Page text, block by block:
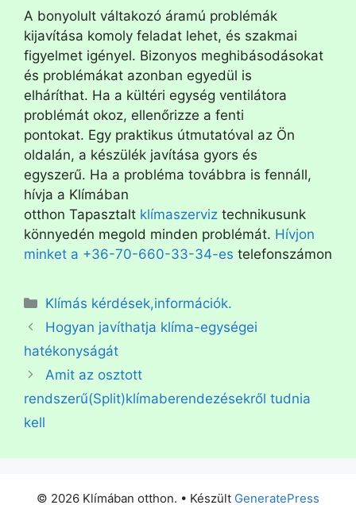
A bonyolult váltakozó áramú problémák
kijavítása komoly feladat lehet, és szakmai
figyelmet igényel. Bizonyos meghibásodásokat
és problémákat azonban egyedül is
elháríthat. Ha a kültéri egység ventilátora
problémát okoz, ellenőrizze a fenti
pontokat. Egy praktikus útmutatóval az Ön
oldalán, a készülék javítása gyors és
egyszerű. Ha a probléma továbbra is fennáll,
hívja a Klímában
otthon Tapasztalt klímaszerviz technikusunk
könnyedén megold minden problémát. Hívjon
minket a +36-70-660-33-34-es telefonszámon
Klímás kérdések,információk.
Hogyan javíthatja klíma-egységei
hatékonyságát
Amit az osztott
rendszerű(Split)klímaberendezésekről tudnia
kell
© 2026 Klímában otthon. • Készült GeneratePress